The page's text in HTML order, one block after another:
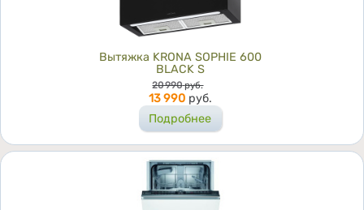
Вытяжка KRONA SOPHIE 600
BLACK S
Цена
20 990 руб.
13 990 руб.
Подробнее